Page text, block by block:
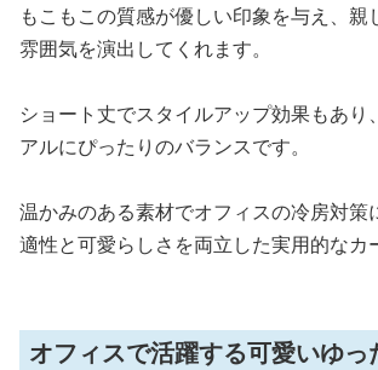
もこもこの質感が優しい印象を与え、親
雰囲気を演出してくれます。
ショート丈でスタイルアップ効果もあり
アルにぴったりのバランスです。
温かみのある素材でオフィスの冷房対策
適性と可愛らしさを両立した実用的なカ
オフィスで活躍する可愛いゆっ